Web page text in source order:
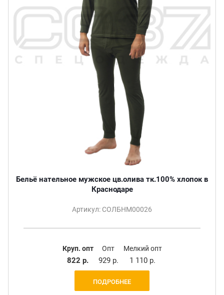
Бельё нательное мужское цв.олива тк.100% хлопок в
Краснодаре
Артикул: СОЛБНМ00026
Круп. опт
822 р.
Опт
929 р.
Мелкий опт
1 110 р.
ПОДРОБНЕЕ